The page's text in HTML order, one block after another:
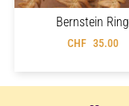
Bernstein Ring
CHF 35.00